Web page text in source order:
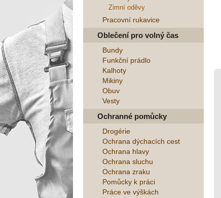
Zimní oděvy
Pracovní rukavice
Oblečení pro volný čas
Bundy
Funkční prádlo
Kalhoty
Mikiny
Obuv
Vesty
Ochranné pomůcky
Drogérie
Ochrana dýchacích cest
Ochrana hlavy
Ochrana sluchu
Ochrana zraku
Pomůcky k práci
Práce ve výškách